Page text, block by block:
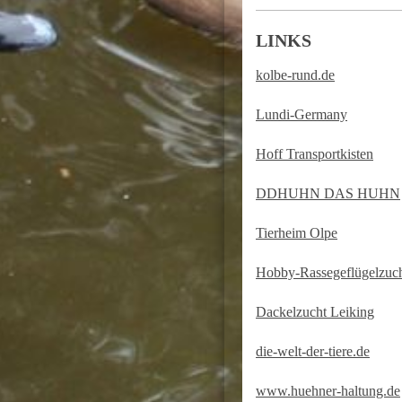
LINKS
kolbe-rund.de
Lundi-Germany
Hoff Transportkisten
DDHUHN DAS HUHN
Tierheim Olpe
Hobby-
Dackelzucht Leiking
die-welt-der-tiere.de
www.huehner-haltung.de